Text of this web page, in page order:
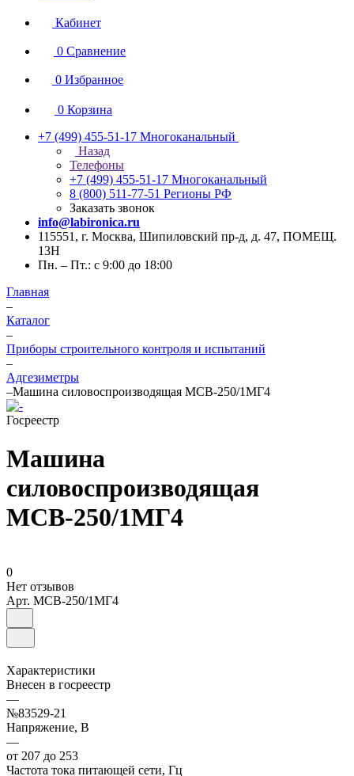
Кабинет
0 Сравнение
0 Избранное
0 Корзина
+7 (499) 455-51-17 Многоканальный
Назад
Телефоны
+7 (499) 455-51-17 Многоканальный
8 (800) 511-77-51 Регионы РФ
Заказать звонок
info@labironica.ru
115551, г. Москва, Шипиловский пр-д, д. 47, ПОМЕЩ.
13Н
Пн. – Пт.: с 9:00 до 18:00
Главная
–
Каталог
–
Приборы строительного контроля и испытаний
–
Адгезиметры
–Машина силовоспроизводящая МСВ-250/1МГ4
Госреестр
Машина
силовоспроизводящая
МСВ-250/1МГ4
0
Нет отзывов
Арт. МСВ-250/1МГ4
Характеристики
Внесен в госреестр
—
№83529-21
Напряжение, В
—
от 207 до 253
Частота тока питающей сети, Гц